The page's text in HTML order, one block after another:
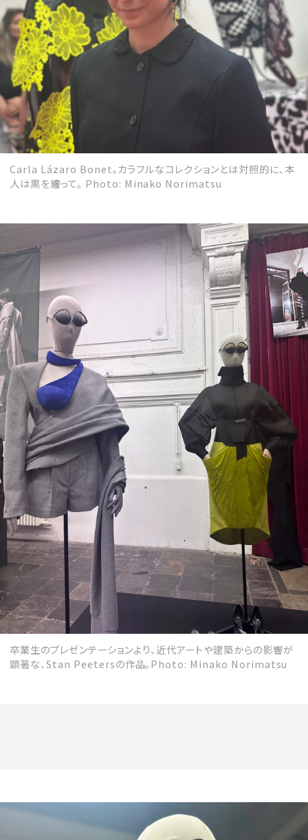
Carla Lázaro Bonet。カラフルなコレクションとは対照的に、本
人は黒を纏って。 Photo: Minako Norimatsu
卒業生のプレゼンテーションより、近代アートや建築からの影響が
顕著な、Stan Peetersの作品。Photo: Minako Norimatsu